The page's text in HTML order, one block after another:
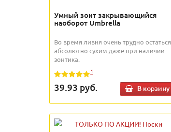
Умный зонт закрывающийся
наоборот Umbrella
Во время ливня очень трудно остаться
абсолютно сухим даже при наличии
зонтика.
1
39.93 руб. В корзину